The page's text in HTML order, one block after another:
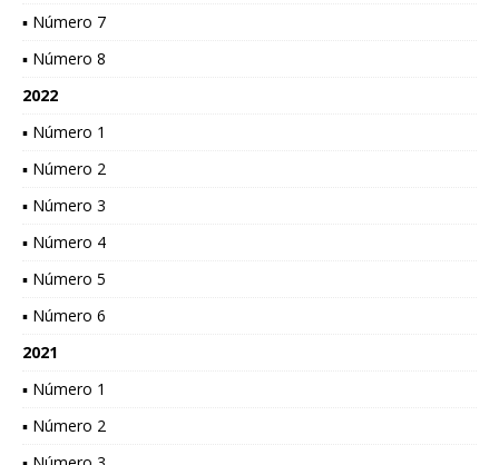
▪ Número 7
▪ Número 8
2022
▪ Número 1
▪ Número 2
▪ Número 3
▪ Número 4
▪ Número 5
▪ Número 6
2021
▪ Número 1
▪ Número 2